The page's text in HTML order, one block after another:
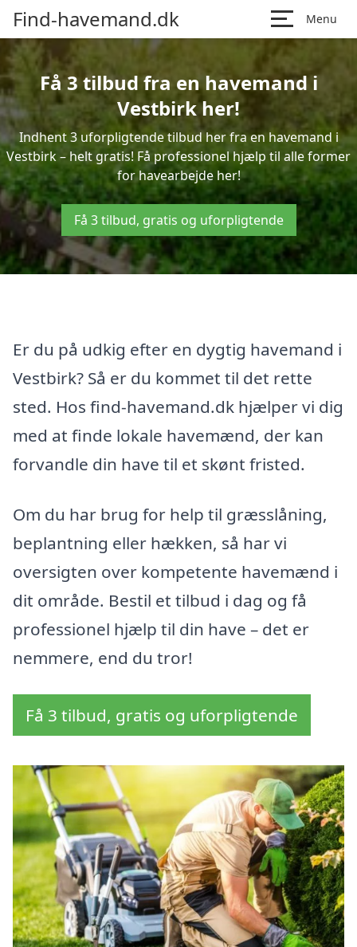
Find-havemand.dk Menu
Få 3 tilbud fra en havemand i
Vestbirk her!
Indhent 3 uforpligtende tilbud her fra en havemand i
Vestbirk – helt gratis! Få professionel hjælp til alle former
for havearbejde her!
Få 3 tilbud, gratis og uforpligtende
Er du på udkig efter en dygtig havemand i
Vestbirk? Så er du kommet til det rette
sted. Hos find-havemand.dk hjælper vi dig
med at finde lokale havemænd, der kan
forvandle din have til et skønt fristed.
Om du har brug for help til græsslåning,
beplantning eller hækken, så har vi
oversigten over kompetente havemænd i
dit område. Bestil et tilbud i dag og få
professionel hjælp til din have – det er
nemmere, end du tror!
Få 3 tilbud, gratis og uforpligtende